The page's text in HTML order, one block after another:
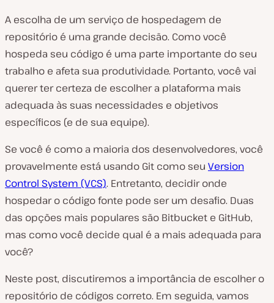
A escolha de um serviço de hospedagem de
repositório é uma grande decisão. Como você
hospeda seu código é uma parte importante do seu
trabalho e afeta sua produtividade. Portanto, você vai
querer ter certeza de escolher a plataforma mais
adequada às suas necessidades e objetivos
específicos (e de sua equipe).
Se você é como a maioria dos desenvolvedores, você
provavelmente está usando Git como seu Version
Control System (VCS). Entretanto, decidir onde
hospedar o código fonte pode ser um desafio. Duas
das opções mais populares são Bitbucket e GitHub,
mas como você decide qual é a mais adequada para
você?
Neste post, discutiremos a importância de escolher o
repositório de códigos correto. Em seguida, vamos